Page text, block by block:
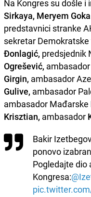
Na Kongres su došle
Sirkaya, Meryem Goka
predstavnici stranke
sekretar
Đonlagić, predsjednik
Ogrešević,
Girgin, ambasador
Gulive, ambasador
ambasador Mađarske
Krisztian, ambasador
Bakir
ponovo
Pogledajte dio
Kongresa: